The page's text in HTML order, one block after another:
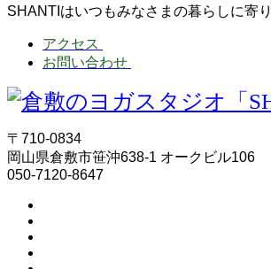
SHANTIはいつもみなさまの暮らしに寄り
アクセス
お問い合わせ
〒710-0834
岡山県倉敷市笹沖638-1 オークビル106
050-7120-8647